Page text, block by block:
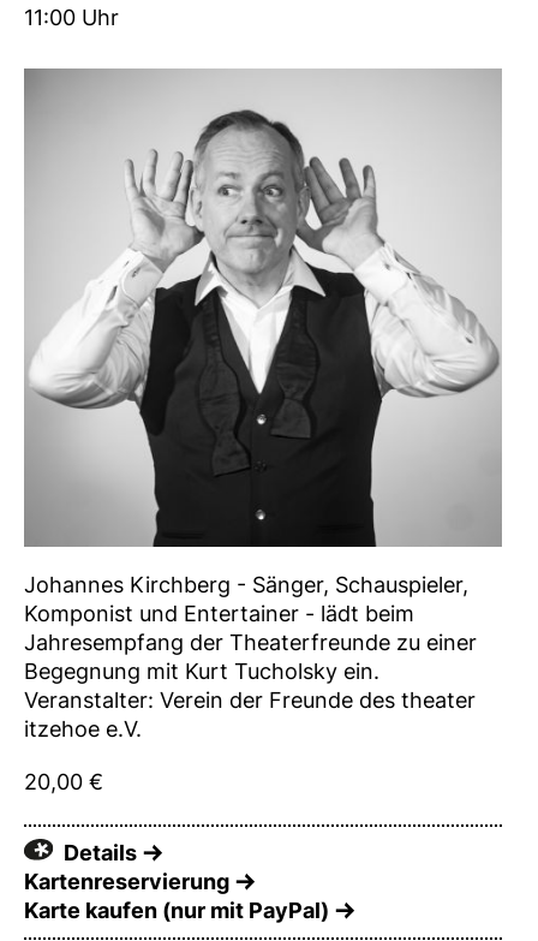
11:00 Uhr
Johannes Kirchberg - Sänger, Schauspieler,
Komponist und Entertainer - lädt beim
Jahresempfang der Theaterfreunde zu einer
Begegnung mit Kurt Tucholsky ein.
Veranstalter: Verein der Freunde des theater
itzehoe e.V.
20,00 €
Details
Kartenreservierung
Karte kaufen (nur mit PayPal)